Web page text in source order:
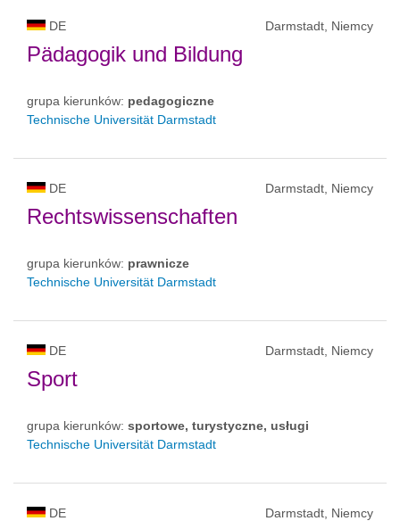
DE Darmstadt, Niemcy
Pädagogik und Bildung
grupa kierunków: pedagogiczne
Technische Universität Darmstadt
DE Darmstadt, Niemcy
Rechtswissenschaften
grupa kierunków: prawnicze
Technische Universität Darmstadt
DE Darmstadt, Niemcy
Sport
grupa kierunków: sportowe, turystyczne, usługi
Technische Universität Darmstadt
DE Darmstadt, Niemcy